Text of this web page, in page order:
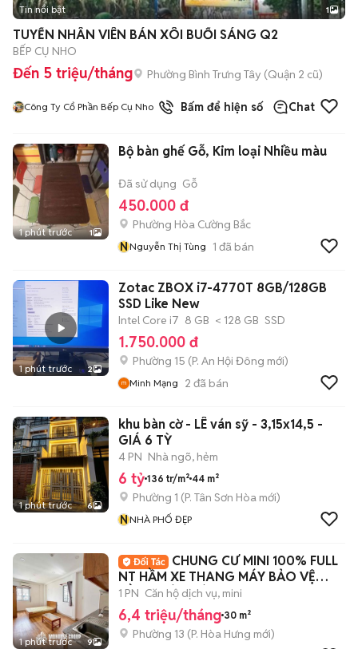
Tin nổi bật 1
TUYỂN NHÂN VIÊN BÁN XÔI BUỔI SÁNG Q2
BẾP CỤ NHO
Đến 5 triệu/tháng Phường Bình Trưng Tây (Quận 2 cũ)
Công Ty Cổ Phần Bếp Cụ Nho Bấm để hiện số Chat
1 phút trước 1
Bộ bàn ghế Gỗ, Kim loại Nhiều màu
Đã sử dụng Gỗ
450.000 đ
Phường Hòa Cường Bắc
NNguyễn Thị Tùng 1 đã bán
1 phút trước 2
Zotac ZBOX i7-4770T 8GB/128GB
SSD Like New
Intel Core i7 8 GB < 128 GB SSD
1.750.000 đ
Phường 15 (P. An Hội Đông mới)
Minh Mạng 2 đã bán
1 phút trước 6
khu bàn cờ - LÊ ván sỹ - 3,15x14,5 -
GIÁ 6 TỲ
4 PN Nhà ngõ, hẻm
6 tỷ 136 tr/m² 44 m²
Phường 1 (P. Tân Sơn Hòa mới)
NNHÀ PHỐ ĐẸP
1 phút trước 9
CHUNG CƯ MINI 100% FULL
NT HẦM XE THANG MÁY BẢO VỆ
GẦN TOÀ NHÀ VIETTEL
1 PN Căn hộ dịch vụ, mini
6,4 triệu/tháng 30 m²
Phường 13 (P. Hòa Hưng mới)